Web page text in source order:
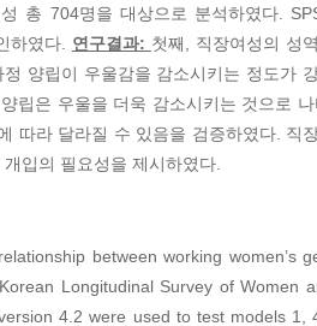
총 704명을 대상으로 분석하였다.
하였다. 연구결과: 첫째, 직장여성의 성
양립이 우울감을 감소시키는 정도가
립은 우울을 더욱 감소시키는 것으로
따라 달라질 수 있음을 검증하였다. 직
입의 필요성을 제시하였다.
between working women’s
Longitudinal Survey of Women
4.2 were used to test models 1,